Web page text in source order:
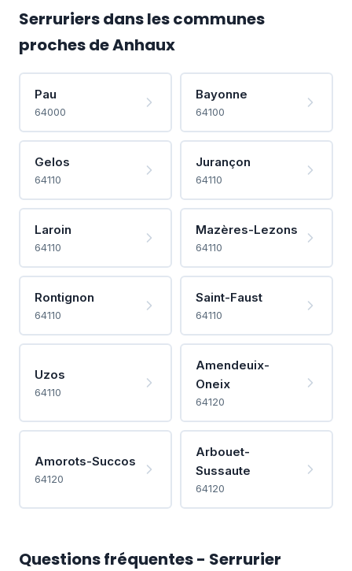
Serruriers dans les communes
proches de Anhaux
Pau
64000
Bayonne
64100
Gelos
64110
Jurançon
64110
Laroin
64110
Mazères-Lezons
64110
Rontignon
64110
Saint-Faust
64110
Uzos
64110
Amendeuix-
Oneix
64120
Amorots-Succos
64120
Arbouet-
Sussaute
64120
Questions fréquentes - Serrurier